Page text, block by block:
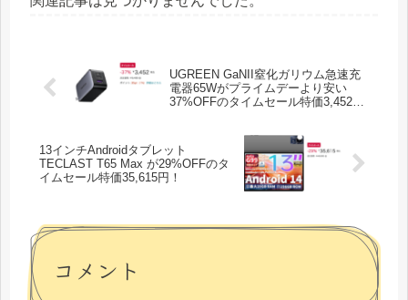
UGREEN GaNII窒化ガリウム急速充
電器65Wがプライムデーより安い
37%OFFのタイムセール特価3,452
13インチAndroidタブレット
TECLAST T65 Max が29%OFFのタ
イムセール特価35,615円！
コメント